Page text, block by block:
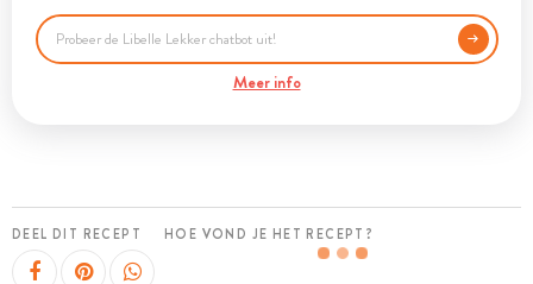
Meer info
DEEL DIT RECEPT HOE VOND JE HET RECEPT?